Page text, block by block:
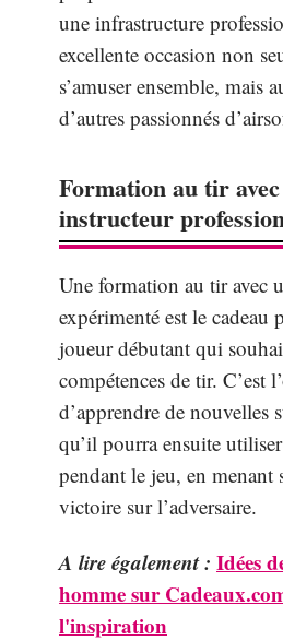
une infrastructure
excellente occasion non
s’amuser ensemble, mais
d’autres passionnés
Formation au tir
instructeur
Une formation au tir avec
expérimenté est le cadeau
joueur débutant qui
compétences de tir. C’est
d’apprendre de nouvelles
qu’il pourra ensuite utiliser
pendant le jeu, en menant
victoire sur l’adversaire.
A lire également : Idées
homme sur
l'inspiration